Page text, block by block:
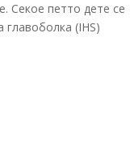
Секое петто дете се
(IHS)